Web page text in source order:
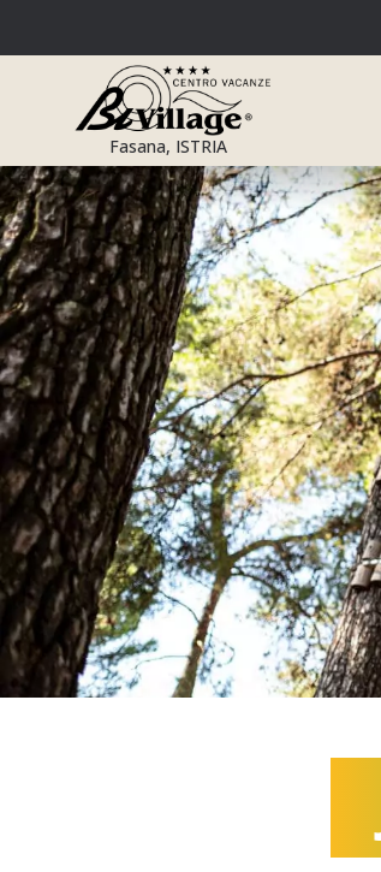
al
contenuto
Fasana, ISTRIA